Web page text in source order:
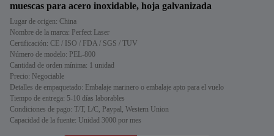
muescas para acero inoxidable, hoja galvanizada
Lugar de origen: China
Nombre de la marca: Perfect Laser
Certificación: CE / ISO / FDA / SGS / TUV
Número de modelo: PEL-800
Cantidad de orden mínima: 1 unidad
Precio: Negociable
Detalles de empaquetado: Embalaje marinero o embalaje apto para el vuelo
Tiempo de entrega: 5-10 días laborables
Condiciones de pago: T/T, L/C, Paypal, Western Union
Capacidad de la fuente: Unidad 3000 por mes